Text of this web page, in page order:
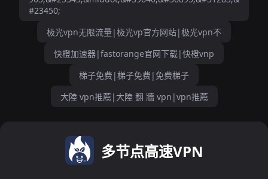
#23450;
极光vpn无限流量|极光vp官方网站|极光vpn不
快橙加速器|fastorange官网下载|快橙vnp
梯子免费|梯子免费|免费梯子
大陸 vpn推薦|大陸 翻 牆 vpn|vpn推薦
多节点高速VPN